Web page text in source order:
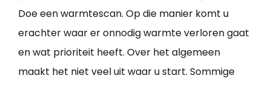
Doe een warmtescan. Op die manier komt u
erachter waar er onnodig warmte verloren gaat
en wat prioriteit heeft. Over het algemeen
maakt het niet veel uit waar u start. Sommige